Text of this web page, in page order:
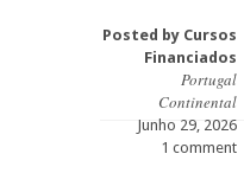
Posted by Cursos
Financiados
Portugal
Continental
Junho 29, 2026
1 comment